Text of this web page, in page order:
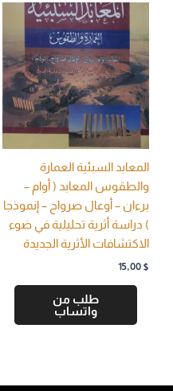
المعابد السبئية العمارة
والطقوس المعابد ( أوام –
برءان – أوعال صرواح – إنموذجا
) دراسة أثرية تحليلية في ضوء
الاكتشافات الأثرية الجديدة
15,00 $
طلب من
واتساب